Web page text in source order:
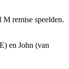
remise speelden.
en John (van